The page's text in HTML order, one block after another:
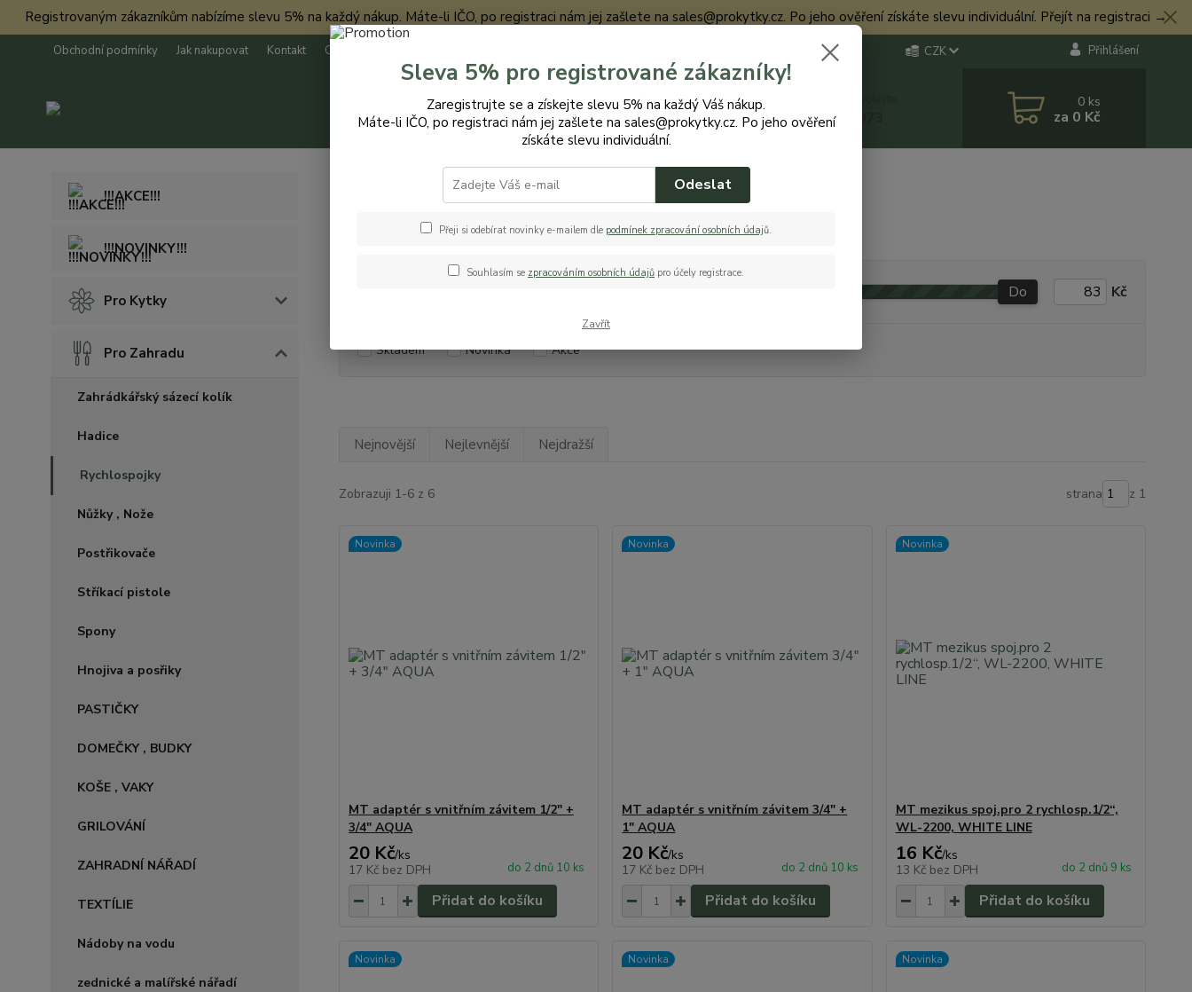
Registrovaným zákazníkům nabízíme slevu 5% na každý nákup. Máte-li IČO, po registraci nám jej zašlete na sales@prokytky.cz. Po jeho ověření získáte slevu individuální. Přejít na registraci →
Obchodní podmínky Jak nakupovat Kontakt O nás CZK Přihlášení
Hledat Nevíte si rady? Zavolejte.
+420 774 544 973
0 ks
za 0 Kč
!!!AKCE!!!
!!!NOVINKY!!!
Pro Kytky
Pro Zahradu
Zahrádkářský sázecí kolík
Hadice
Rychlospojky
Nůžky , Nože
Postřikovače
Stříkací pistole
Spony
Hnojiva a posřiky
PASTIČKY
DOMEČKY , BUDKY
KOŠE , VAKY
GRILOVÁNÍ
ZAHRADNÍ NÁŘADÍ
TEXTÍLIE
Nádoby na vodu
zednické a malířské nářadí
Pro Zahradu Rychlospojky
Rychlospojky
Do Kč
Skladem Novinka Akce
Nejnovější Nejlevnější Nejdražší
Zobrazuji 1-6 z 6 strana z 1
Novinka
MT adaptér s vnitřním závitem 1/2" +
3/4" AQUA
20 Kč/ks
17 Kč bez DPH do 2 dnů 10 ks
Přidat do košíku
Novinka
MT adaptér s vnitřním závitem 3/4" +
1" AQUA
20 Kč/ks
17 Kč bez DPH do 2 dnů 10 ks
Přidat do košíku
Novinka
MT mezikus spoj.pro 2 rychlosp.1/2“,
WL-2200, WHITE LINE
16 Kč/ks
13 Kč bez DPH do 2 dnů 9 ks
Přidat do košíku
Novinka Novinka Novinka
Sleva 5% pro registrované zákazníky!
Zaregistrujte se a získejte slevu 5% na každý Váš nákup.
Máte-li IČO, po registraci nám jej zašlete na sales@prokytky.cz. Po jeho ověření
získáte slevu individuální.
Odeslat
Přeji si odebírat novinky e-mailem dle podmínek zpracování osobních údajů.
Souhlasím se zpracováním osobních údajů pro účely registrace.
Zavřít